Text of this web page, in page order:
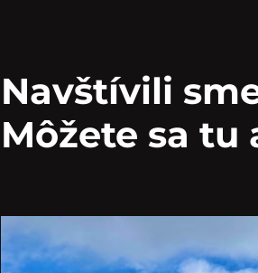
Navštívili
Môžete sa